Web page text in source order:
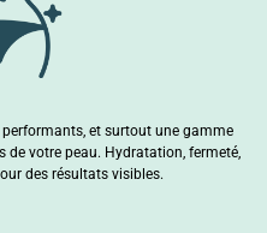
et surtout une gamme
de votre peau. Hydratation, fermeté,
des résultats visibles.